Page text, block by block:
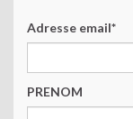
Adresse email*
PRENOM